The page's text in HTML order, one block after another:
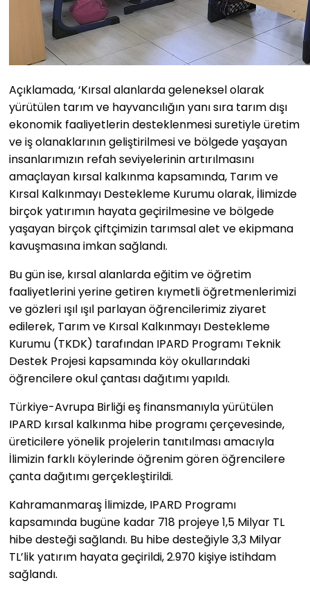
Açıklamada, ‘Kırsal alanlarda geleneksel olarak
yürütülen tarım ve hayvancılığın yanı sıra tarım dışı
ekonomik faaliyetlerin desteklenmesi suretiyle üretim
ve iş olanaklarının geliştirilmesi ve bölgede yaşayan
insanlarımızın refah seviyelerinin artırılmasını
amaçlayan kırsal kalkınma kapsamında, Tarım ve
Kırsal Kalkınmayı Destekleme Kurumu olarak, İlimizde
birçok yatırımın hayata geçirilmesine ve bölgede
yaşayan birçok çiftçimizin tarımsal alet ve ekipmana
kavuşmasına imkan sağlandı.
Bu gün ise, kırsal alanlarda eğitim ve öğretim
faaliyetlerini yerine getiren kıymetli öğretmenlerimizi
ve gözleri ışıl ışıl parlayan öğrencilerimiz ziyaret
edilerek, Tarım ve Kırsal Kalkınmayı Destekleme
Kurumu (TKDK) tarafından IPARD Programı Teknik
Destek Projesi kapsamında köy okullarındaki
öğrencilere okul çantası dağıtımı yapıldı.
Türkiye-Avrupa Birliği eş finansmanıyla yürütülen
IPARD kırsal kalkınma hibe programı çerçevesinde,
üreticilere yönelik projelerin tanıtılması amacıyla
İlimizin farklı köylerinde öğrenim gören öğrencilere
çanta dağıtımı gerçekleştirildi.
Kahramanmaraş İlimizde, IPARD Programı
kapsamında bugüne kadar 718 projeye 1,5 Milyar TL
hibe desteği sağlandı. Bu hibe desteğiyle 3,3 Milyar
TL’lik yatırım hayata geçirildi, 2.970 kişiye istihdam
sağlandı.